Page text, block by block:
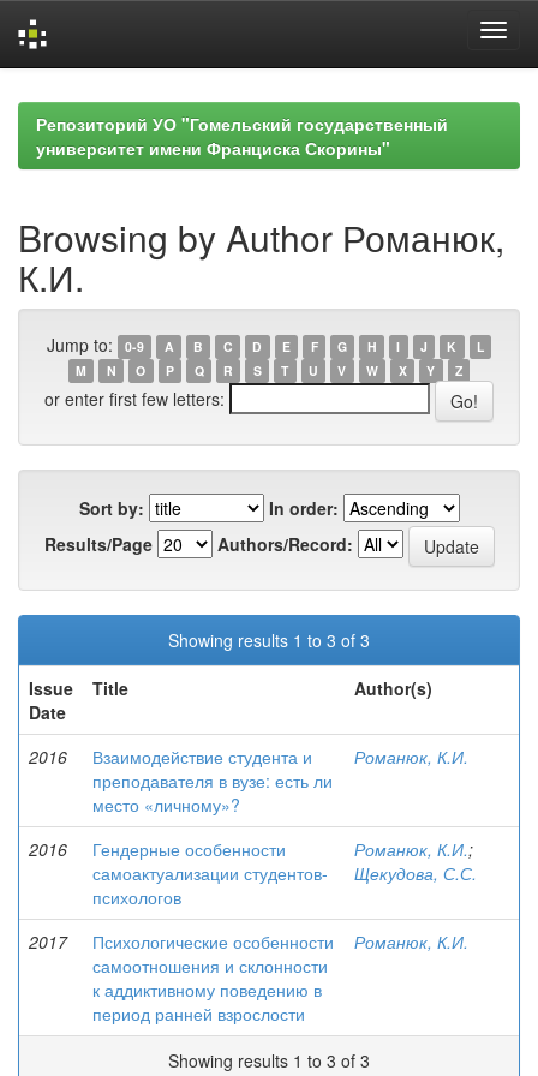
navigationРепозиторий УО "Гомельский государственный
университет имени Франциска Скорины"
Browsing by Author Романюк,
К.И.
Jump to: 0-9 A B C D E F G H I J K
L
M
N O P Q R S T U V W X Y Z
or enter first few letters:
Sort by:
In order:
Results/Page
Authors/Record:
Showing results 1 to 3 of 3
Issue
Date
Title Author(s)
2016
Взаимодействие студента и
преподавателя в вузе: есть ли
место «личному»?
Романюк, К.И.
2016
Гендерные особенности
самоактуализации студентов-
психологов
Романюк, К.И.;
Щекудова, С.С.
2017
Психологические особенности
самоотношения и склонности
к аддиктивному поведению в
период ранней взрослости
Романюк, К.И.
Showing results 1 to 3 of 3